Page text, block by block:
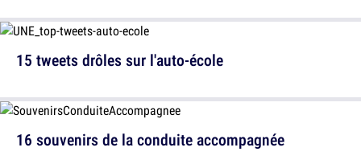
15 tweets drôles sur l'auto-école
16 souvenirs de la conduite accompagnée